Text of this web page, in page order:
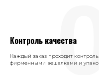
Контроль качества
Каждый заказ проходит контроль
фирменными вешалками и